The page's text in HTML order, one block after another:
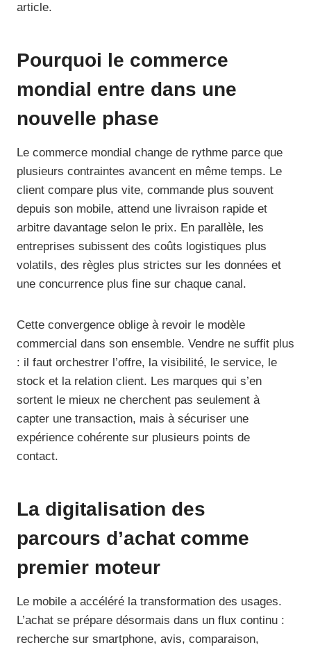
article.
Pourquoi le commerce
mondial entre dans une
nouvelle phase
Le commerce mondial change de rythme parce que
plusieurs contraintes avancent en même temps. Le
client compare plus vite, commande plus souvent
depuis son mobile, attend une livraison rapide et
arbitre davantage selon le prix. En parallèle, les
entreprises subissent des coûts logistiques plus
volatils, des règles plus strictes sur les données et
une concurrence plus fine sur chaque canal.
Cette convergence oblige à revoir le modèle
commercial dans son ensemble. Vendre ne suffit plus
: il faut orchestrer l’offre, la visibilité, le service, le
stock et la relation client. Les marques qui s’en
sortent le mieux ne cherchent pas seulement à
capter une transaction, mais à sécuriser une
expérience cohérente sur plusieurs points de
contact.
La digitalisation des
parcours d’achat comme
premier moteur
Le mobile a accéléré la transformation des usages.
L’achat se prépare désormais dans un flux continu :
recherche sur smartphone, avis, comparaison,